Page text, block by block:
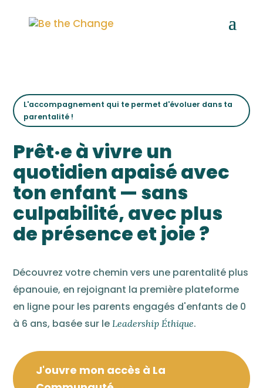
L'accompagnement qui te permet d'évoluer dans ta
parentalité !
Prêt·e à vivre un
quotidien apaisé avec
ton enfant — sans
culpabilité, avec plus
de présence et joie ?
Découvrez votre chemin vers une parentalité plus
épanouie, en rejoignant la première plateforme
en ligne pour les parents engagés d'enfants de 0
à 6 ans, basée sur leLeadership Éthique.
J'ouvre mon accès à La